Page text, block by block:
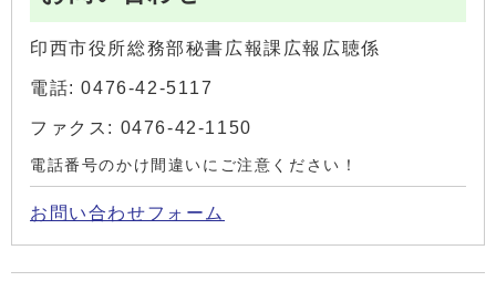
印西市役所総務部秘書広報課広報広聴係
電話: 0476-42-5117
ファクス: 0476-42-1150
電話番号のかけ間違いにご注意ください！
お問い合わせフォーム